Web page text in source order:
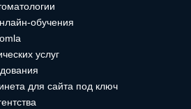
обучения
услуг
для сайта под ключ